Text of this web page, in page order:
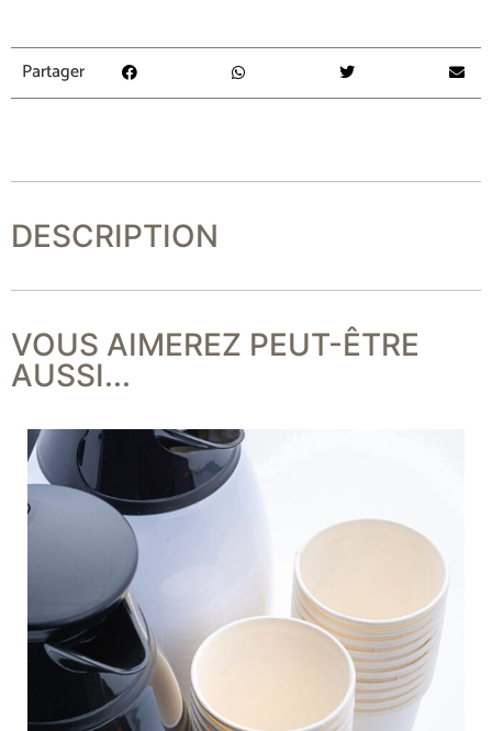
Partager
DESCRIPTION
VOUS AIMEREZ PEUT-ÊTRE
AUSSI...